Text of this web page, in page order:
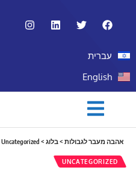
עברית
English
אהבה מעבר לגבולות > בלוג >
Uncategorized
>
UNCATEGORIZED